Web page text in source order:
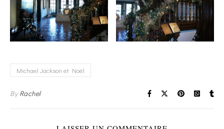
Michael Jackson et Noël
ByRachel